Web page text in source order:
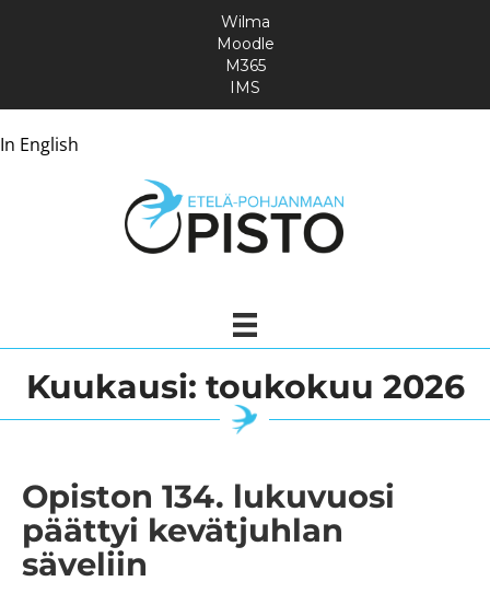
In English
Wilma
Moodle
M365
IMS
Kuukausi: toukokuu 2026
Opiston 134. lukuvuosi
päättyi kevätjuhlan
säveliin